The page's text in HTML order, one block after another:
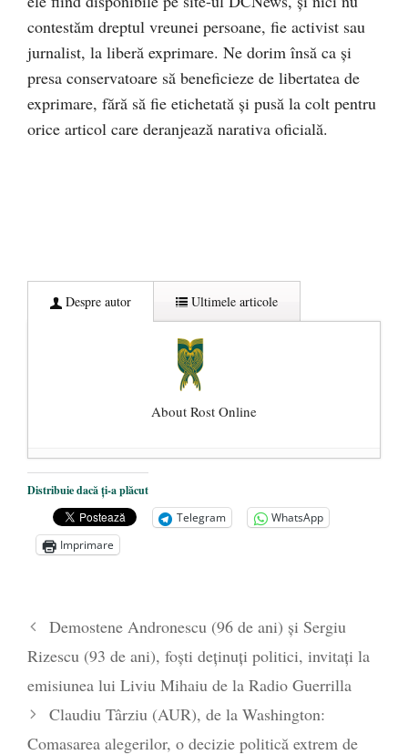
contestăm dreptul vreunei persoane, fie activist sau
jurnalist, la liberă exprimare. Ne dorim însă ca și
presa conservatoare să beneficieze de libertatea de
exprimare, fără să fie etichetată și pusă la colt pentru
orice articol care deranjează narativa oficială.
Despre autor Ultimele articole
About Rost Online
Dezvăluiri cutremurătoare despre
președintele Ucrainei, Volodymyr
Zelensky
- 13 mai 2026
Statul care servește Națiunea
poetului Octavian Goga, înlăturat din Iași
- 16 aprilie 2026
Distribuie dacă ți-a plăcut
Telegram
WhatsApp
Imprimare
Demostene Andronescu (96 de ani) și Sergiu
Rizescu (93 de ani), foști deținuți politici, invitați la
emisiunea lui Liviu Mihaiu de la Radio Guerrilla
Claudiu Târziu (AUR), de la Washington:
Comasarea alegerilor, o decizie politică extrem de